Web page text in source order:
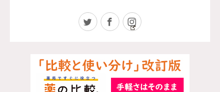
Twitter Facebook